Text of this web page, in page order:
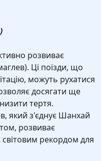
розвиває
Ці поїзди, що
можуть рухатися
досягати ще
тертя.
який з'єднує Шанхай
розвиває
рекордом для